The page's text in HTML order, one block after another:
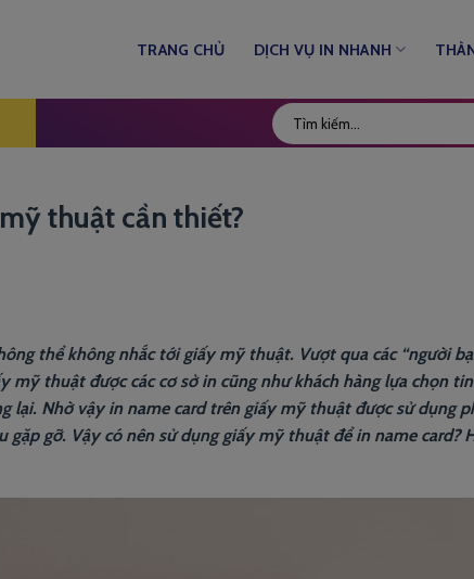
TRANG CHỦ DỊCH VỤ IN NHANH
thuật cần thiết?
thể không nhắc tới giấy mỹ thuật. Vượt qua các “người
mỹ thuật được các cơ sở in cũng như khách hàng lựa chọn
lại. Nhờ vậy in name card trên giấy mỹ thuật được sử dụng
gặp gỡ. Vậy có nên sử dụng giấy mỹ thuật để in name card?